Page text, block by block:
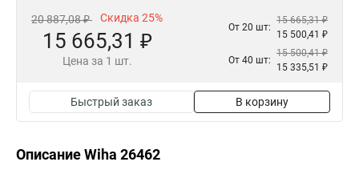
20 887,08 ₽ Скидка 25%
15 665,31 ₽
Цена за 1 шт.
От 20 шт:
15 665,31 ₽
15 500,41 ₽
От 40 шт:
15 500,41 ₽
15 335,51 ₽
Быстрый заказ В корзину
Описание Wiha 26462